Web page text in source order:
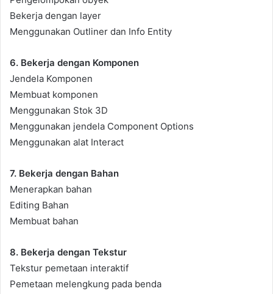
Bekerja dengan layer
Menggunakan Outliner dan Info Entity
6. Bekerja dengan Komponen
Jendela Komponen
Membuat komponen
Menggunakan Stok 3D
Menggunakan jendela Component Options
Menggunakan alat Interact
7. Bekerja dengan Bahan
Menerapkan bahan
Editing Bahan
Membuat bahan
8. Bekerja dengan Tekstur
Tekstur pemetaan interaktif
Pemetaan melengkung pada benda